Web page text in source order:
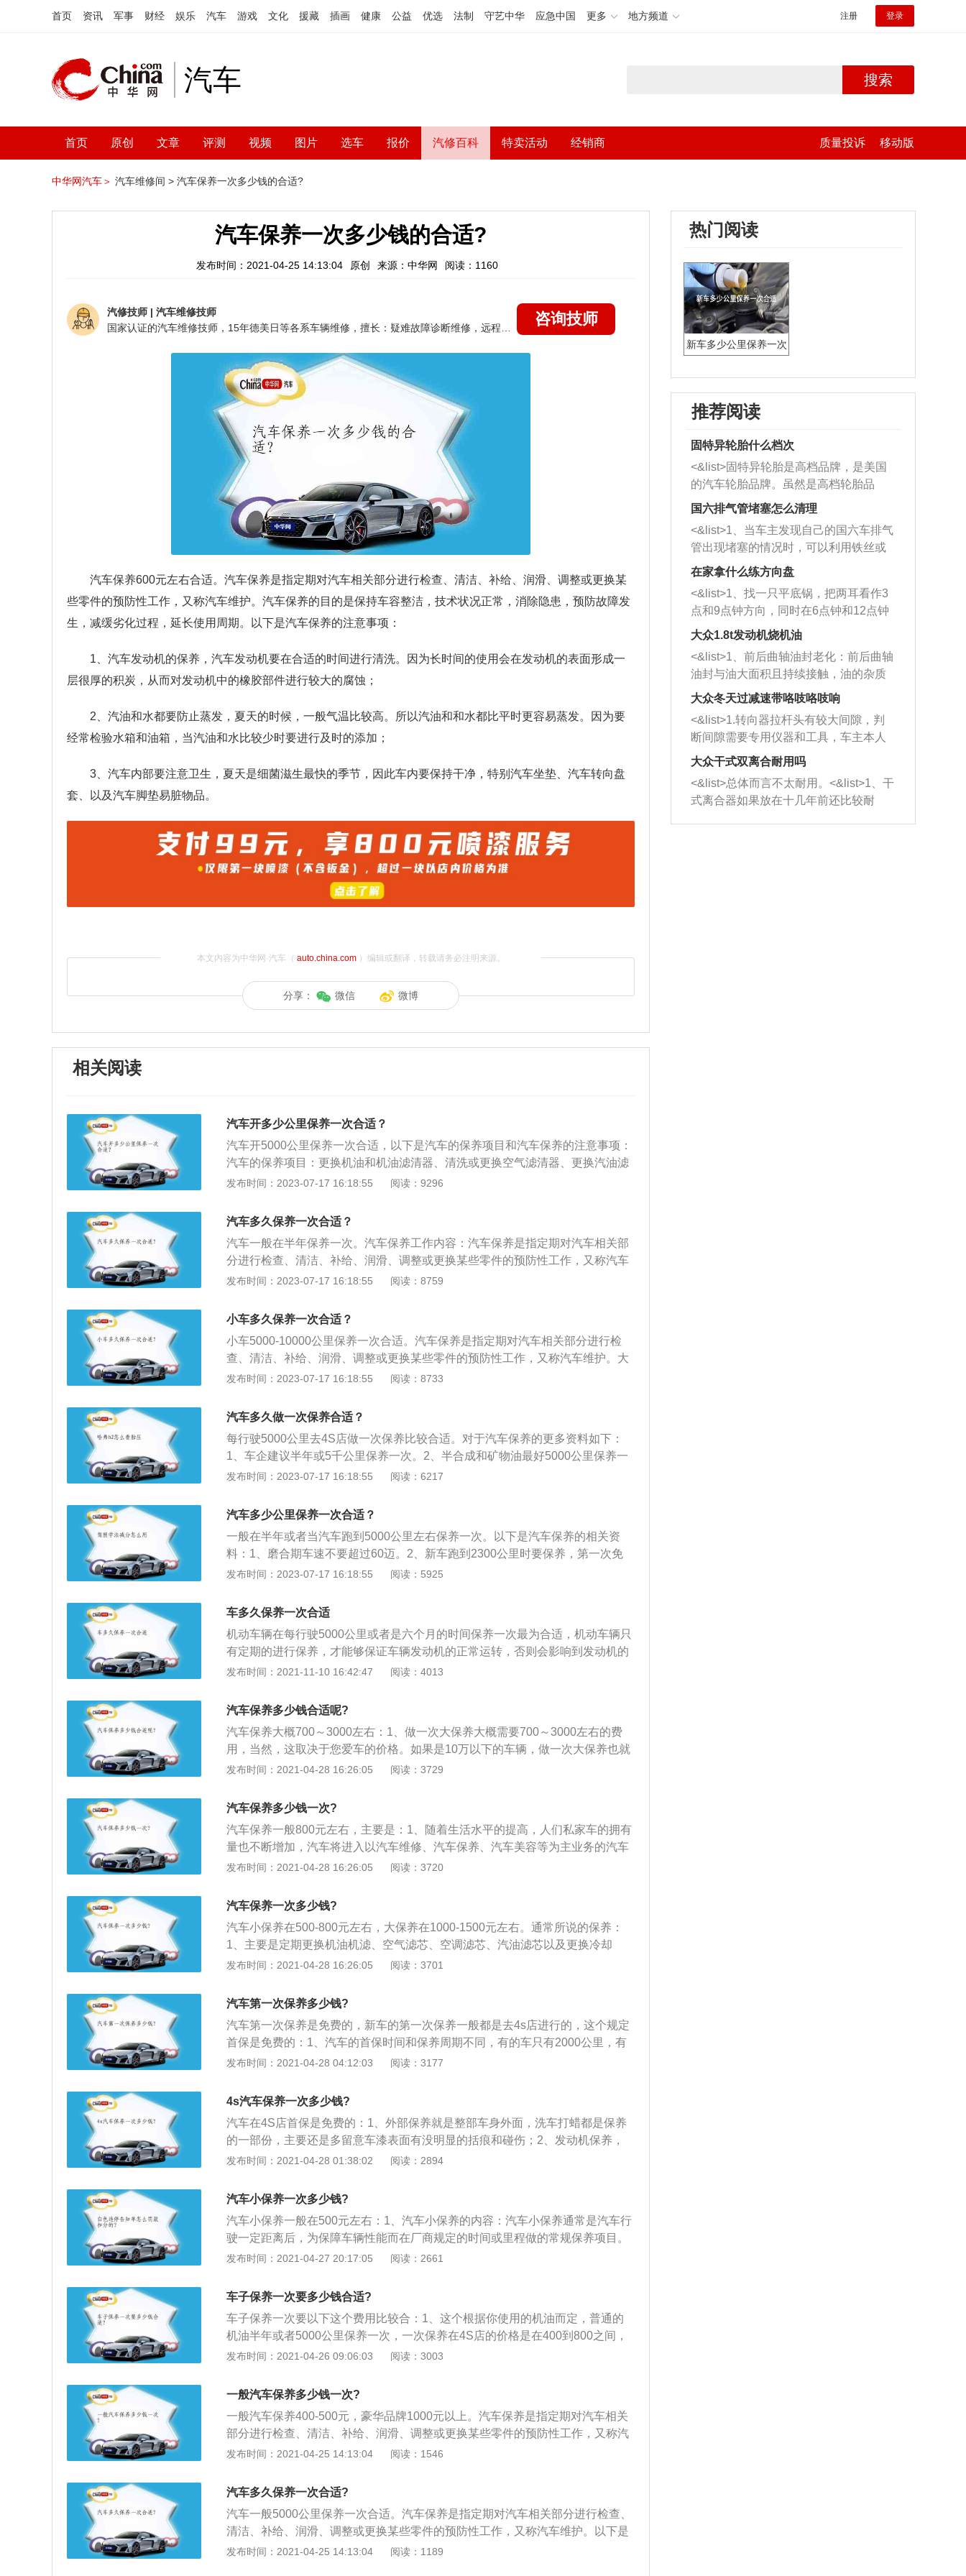
首页 资讯 军事 财经 娱乐 汽车 游戏 文化 援藏 插画 健康 公益 优选 法制 守艺中华 应急中国 更多 地方频道 注册 登录
汽车 搜索
首页 原创 文章 评测 视频 图片 选车 报价 汽修百科 特卖活动 经销商 质量投诉 移动版
中华网汽车＞ 汽车维修间 > 汽车保养一次多少钱的合适?
汽车保养一次多少钱的合适?
发布时间：2021-04-25 14:13:04 原创 来源：中华网 阅读：1160
汽修技师 | 汽车维修技师
咨询技师
汽车保养600元左右合适。汽车保养是指定期对汽车相关部分进行检查、清洁、补给、润滑、调整或更换某
些零件的预防性工作，又称汽车维护。汽车保养的目的是保持车容整洁，技术状况正常，消除隐患，预防故障发
生，减缓劣化过程，延长使用周期。以下是汽车保养的注意事项：
1、汽车发动机的保养，汽车发动机要在合适的时间进行清洗。因为长时间的使用会在发动机的表面形成一
层很厚的积炭，从而对发动机中的橡胶部件进行较大的腐蚀；
2、汽油和水都要防止蒸发，夏天的时候，一般气温比较高。所以汽油和和水都比平时更容易蒸发。因为要
经常检验水箱和油箱，当汽油和水比较少时要进行及时的添加；
3、汽车内部要注意卫生，夏天是细菌滋生最快的季节，因此车内要保持干净，特别汽车坐垫、汽车转向盘
套、以及汽车脚垫易脏物品。
本文内容为中华网·汽车（ auto.china.com）编辑或翻译，转载请务必注明来源。
分享： 微信 微博
相关阅读
汽车开多少公里保养一次合适？
汽车开5000公里保养一次合适，以下是汽车的保养项目和汽车保养的注意事项：
汽车的保养项目：更换机油和机油滤清器、清洗或更换空气滤清器、更换汽油滤
清器，另外对发动机相关系统的检查清洗养护、轮胎的定位检查、各紧固部件的
查车辆水箱；定期更换刹车片；定期清洗车辆；定期保养轮胎；定期更换电池。
发布时间：2023-07-17 16:18:55 阅读：9296
汽车多久保养一次合适？
汽车一般在半年保养一次。汽车保养工作内容：汽车保养是指定期对汽车相关部
分进行检查、清洁、补给、润滑、调整或更换某些零件的预防性工作，又称汽车
维护。由于维护作业方式不同，维护工艺流程也有所不同。维护作业方式有两
动机系统、变速箱系统、空调系统、冷却系统、燃油系统、动力转向系统等的保
养范围。汽车保养的目的：汽车保养的目的是保持车容整洁，技术状况正常，消
除隐患，预防故障发生，减缓劣化过程，延长使用周期。
发布时间：2023-07-17 16:18:55 阅读：8759
小车多久保养一次合适？
小车5000-10000公里保养一次合适。汽车保养是指定期对汽车相关部分进行检
查、清洁、补给、润滑、调整或更换某些零件的预防性工作，又称汽车维护。大
部分汽车首保是3000到5000公里进行，首保过后需要每隔7000到10000公里保
换油液：机油被称为发动机的血液，机油在发动机内不仅起到润滑作用，还起到
清洁，密封，缓冲，防锈，散热的作用。更换易损件：如果发动机内的各个部件
直接产生摩擦，会导致发动机内瞬间产生大量热量，并且也会加快发动机的磨损
速度，所以到定期检查。
发布时间：2023-07-17 16:18:55 阅读：8733
汽车多久做一次保养合适？
每行驶5000公里去4S店做一次保养比较合适。对于汽车保养的更多资料如下：
1、车企建议半年或5千公里保养一次。2、半合成和矿物油最好5000公里保养一
次。3、全合成的机油可以在7千-1万公里保养一次。4、涡轮增压的发动机最好
油、换机油格、查副水箱水位并补充、查雨括水箱并补充、查四轮气压并补充、
例行做一下发动机的清洁，这就是最基本的项目。全部做完4S店所需大约2个小
时，一般的汽修厂就可能1小时左右。
发布时间：2023-07-17 16:18:55 阅读：6217
汽车多少公里保养一次合适？
一般在半年或者当汽车跑到5000公里左右保养一次。以下是汽车保养的相关资
料：1、磨合期车速不要超过60迈。2、新车跑到2300公里时要保养，第一次免
费。换机油，三芯，齿轮油，这很重要，第一次换下来的机油及齿轮油里有磨合
芯。3、不要以单一车速长时间行驶；再就是不要添加任何金属抗磨剂。4、以低
挡起步，行车中水温应控制在80－90摄氏度。行进中及时换挡，不要长时间使用
一个挡位，这样不利于各个档位的磨合。也不能使用高挡低速行驶或使用低速挡
高速行驶。5、汽车启动后应原地升温，待水温达到起步温度后再起步。驾驶中
要选择良好路面，保持中速行驶，油门要小，尽量避免急加速和急刹车。6、不
发布时间：2023-07-17 16:18:55 阅读：5925
车多久保养一次合适
机动车辆在每行驶5000公里或者是六个月的时间保养一次最为合适，机动车辆只
有定期的进行保养，才能够保证车辆发动机的正常运转，否则会影响到发动机的
正常动力输出，还会让发动机的噪声变大，影响机动车辆的使用。机动车辆保养
工作，也叫做汽车的养护，现在的汽车养护主要是包括了对发动机，引擎系统，
变速箱系统，空调系统，冷却系统，燃油系统，动力转向系统等等的保养范围。
发布时间：2021-11-10 16:42:47 阅读：4013
汽车保养多少钱合适呢?
汽车保养大概700～3000左右：1、做一次大保养大概需要700～3000左右的费
用，当然，这取决于您爱车的价格。如果是10万以下的车辆，做一次大保养也就
700左右，如果是在汽配城，价格可能会更低点。如果是20w左右的车子，价格
换空气滤清器、机油滤清器两万五千公里换一次燃油滤清器和火花塞；3、大保
养是相对于小保养而言的，小保养的主要项目是：换机油、空滤、机滤、全车检
查；大保养的主要项目有：小保换油滤、换冷却液、换齿轮油、换液压油、换助
力油。
发布时间：2021-04-28 16:26:05 阅读：3729
汽车保养多少钱一次?
汽车保养一般800元左右，主要是：1、随着生活水平的提高，人们私家车的拥有
量也不断增加，汽车将进入以汽车维修、汽车保养、汽车美容等为主业务的汽车
后市场时代；2、私家车主在购得汽车以后，首先要考虑的就是汽车保养问题，
有损坏的零部件，消耗最多每次也必须换的就是机油了，如果平均每个月走一千
多公里以上的，就用挡次高的机油，当然如果一年走不到一万公里那就用一般的
机油就可以了。当然汽车大保养项目也就是中保、大保的我们必须要保养好，不
要心疼那1000不到的开支以免造成更多的费用和事故。
发布时间：2021-04-28 16:26:05 阅读：3720
汽车保养一次多少钱?
汽车小保养在500-800元左右，大保养在1000-1500元左右。通常所说的保养：
1、主要是定期更换机油机滤、空气滤芯、空调滤芯、汽油滤芯以及更换冷却
液、刹车油、方向机助力油，还有轮胎、刹车片，4S并按照规定项目对车辆的发
整和修理，保证车辆的正常行驶；2、车保养的费用，各种汽车挡次不同保养费
也会不同；3、比喻一汽大众的车为例，核心的有奥的，低挡的有捷达，保养费
就相差很大，宝来与高尔夫比捷达高一个挡次，保养换机油油格一次人工60元，
材料费另计的；
发布时间：2021-04-28 16:26:05 阅读：3701
汽车第一次保养多少钱?
汽车第一次保养是免费的，新车的第一次保养一般都是去4s店进行的，这个规定
首保是免费的：1、汽车的首保时间和保养周期不同，有的车只有2000公里，有
的却长达8000公里，这是由车辆的具体技术情况存在差异造成的；2、车辆保养
一直放在那里不开，或者是公里数很少，到了规定的期限也是要进行保养的；
3、不同品牌的车是不一样的，有的车是要求每隔5000公里就要保养一次的，有
的则是7500公里保养一次，甚至是有的要求一万公里保养一次。
发布时间：2021-04-28 04:12:03 阅读：3177
4s汽车保养一次多少钱?
汽车在4S店首保是免费的：1、外部保养就是整部车身外面，洗车打蜡都是保养
的一部份，主要还是多留意车漆表面有没明显的括痕和碰伤；2、发动机保养，
勤观察检查机油、刹车油、防冻液的使用状况，发动机身的清洁卫生勤清理；
物，有条件时15000公里做轮胎换位调整；4、蓄电池保养，检查电极接线头是否
干燥清洁，有绿色氧化物及时用开水清洗；5、空调保养，经常检查清洗空调滤
芯。
发布时间：2021-04-28 01:38:02 阅读：2894
汽车小保养一次多少钱?
汽车小保养一般在500元左右：1、汽车小保养的内容：汽车小保养通常是汽车行
驶一定距离后，为保障车辆性能而在厂商规定的时间或里程做的常规保养项目。
主要包括更换机油和机油滤芯；2、汽车小保养的周期：汽车小保养的时间取决
质机油、半合成机油有效期也不一样，请以厂商推荐为准；3、汽车小保养中的
用品：机油就是发动机运转的润滑油，能对发动机起到润滑、清洁、冷却、密
封、减磨等作用。机油滤芯机是过滤机油的部件。机油中都含有一定量的胶质、
水分、杂质和添加剂；在发动机工作过程中，各部件摩擦产生的金属屑、机油氧
化物、吸入空气中的杂质等，都是机油滤芯过滤的对象。
发布时间：2021-04-27 20:17:05 阅读：2661
车子保养一次要多少钱合适?
车子保养一次要以下这个费用比较合：1、这个根据你使用的机油而定，普通的
机油半年或者5000公里保养一次，一次保养在4S店的价格是在400到800之间，
外面保养是200到400之间，使用顶级的机油可以一年或者1万公里保养一次，4S
所说的保养，主要是定期更换机油机滤、空气滤芯、空调滤芯、汽油滤芯以及更
换冷却液、刹车油、方向机助力油，还有轮胎、刹车片。.....，4S并按照规定项目
对车辆的发动机、底盘、悬挂、冷却系统、轮胎等做检查和保养工作，发现问题
能够及时调整和修理，保证车辆的正常行驶；3、各个厂商会根据车辆的技术、
配置等推荐各项保养的进度和保养周期，目前大多数欧美车系的换油等保养周期
（挡次）有很大的关系，就算是常规的换机油机滤保养，便宜的才1、200元，贵
的要2、3000元；如果遇到周期加换空气滤芯、更换刹车油等，便宜的5、600，
贵的6、7000元。
发布时间：2021-04-26 09:06:03 阅读：3003
一般汽车保养多少钱一次?
一般汽车保养400-500元，豪华品牌1000元以上。汽车保养是指定期对汽车相关
部分进行检查、清洁、补给、润滑、调整或更换某些零件的预防性工作，又称汽
车维护。以下是汽车保养的注意事项：1、汽车发动机的保养，汽车发动机要在
炭，从而对发动机中的橡胶部件进行较大的腐蚀；2、汽油和水都要防止蒸发，
夏天的时候，一般气温比较高。所以汽油和和水都比平时更容易蒸发。因为要经
常检验水箱和油箱，当汽油和水比较少时要进行及时的添加；3、汽车内部要注
意卫生，夏天是细菌滋生最快的季节，因此车内要保持干净，特别汽车坐垫、汽
车转向盘套、以及汽车脚垫易脏物品。
发布时间：2021-04-25 14:13:04 阅读：1546
汽车多久保养一次合适?
汽车一般5000公里保养一次合适。汽车保养是指定期对汽车相关部分进行检查、
清洁、补给、润滑、调整或更换某些零件的预防性工作，又称汽车维护。以下是
汽车保养的相关内容：1、保养一般在汽车行驶一定距离后，为保障车辆性能而
发布时间：2021-04-25 14:13:04 阅读：1189
热门阅读
新车多少公里保养一次
推荐阅读
固特异轮胎什么档次
<&list>固特异轮胎是高档品牌，是美国
的汽车轮胎品牌。虽然是高档轮胎品
牌，但是中高低端的轮胎都有生产，这
也是为了更好的开拓市场。
国六排气管堵塞怎么清理
<&list>1、当车主发现自己的国六车排气
管出现堵塞的情况时，可以利用铁丝或
者是细棍，直接将杂物给取出来，如果
堵塞情况比较严重，也可以采取应急措
施。 <&list>2、直接利用木棍将所有的
杂物推到排气管里面的位置处，然后将
三元催化器拆解开，就可以将堵塞的东
西取出来。但如果是因为积碳过多引起
的堵塞，就需要将三元催化器泡在草酸
洗剂对堵塞的情况得到解决，将清洗剂
放在燃油箱中，与燃油混合后，车辆启
动时，就可以和汽油一起进入到燃烧
室，最后形成废气排出，就可以让三元
催化器得到清洗，排气管堵塞的情况就
能够得到解决。
在家拿什么练方向盘
<&list>1、找一只平底锅，把两耳看作3
点和9点钟方向，同时在6点钟和12点钟
方向做一个标记。 <&list>2、双手握住
一圈半的练习，往右同样也要打相同的
圈数。 <&list>3、最后强调要反复练
习，这样就可以形成肌肉记忆，在真实
驾驶车辆时，不需要记忆也能打好方
向。
大众1.8t发动机烧机油
<&list>1、前后曲轴油封老化：前后曲轴
油封与油大面积且持续接触，油的杂质
和发动机内持续温度变化使其密封效果
逐渐减弱，导致渗油或漏油。<&list>2、
活塞间隙过大：积碳会使活塞环与缸体
的间隙扩大，导致机油流入燃烧室中，
造成烧机油。<&list>3、机油粘度。使用
机油粘度过小的话，同样会有烧机油现
象，机油粘度过小具有很好的流动性，
大众冬天过减速带咯吱咯吱响
<&list>1.转向器拉杆头有较大间隙，判
断间隙需要专用仪器和工具，车主本人
无法制作，需要将车辆送到修理厂或4s
店；<&list>2.车辆半轴套管防尘罩破
裂，破裂后会出现漏油现象，使半轴磨
损严重，磨损的半轴容易损坏，产生异
响；<&list>3.稳定器的转向胶套和球头
大众干式双离合耐用吗
<&list>总体而言不太耐用。<&list>1、干
式离合器如果放在十几年前还比较耐